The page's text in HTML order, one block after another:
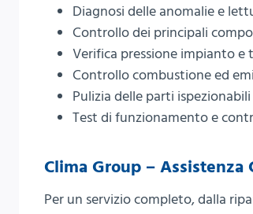
Diagnosi delle anomalie e
Controllo dei principali
Verifica pressione impianto
Controllo combustione ed
Pulizia delle parti
Test di funzionamento e
Clima Group – Assistenza
Per un servizio completo, dalla